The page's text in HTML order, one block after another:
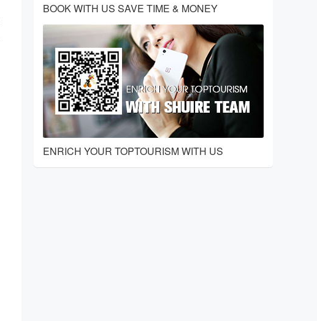
BOOK WITH US SAVE TIME & MONEY
ENRICH YOUR TOPTOURISM WITH US